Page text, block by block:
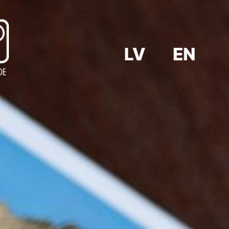
LV EN